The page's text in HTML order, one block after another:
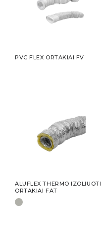
PVC FLEX ORTAKIAI FV
ALUFLEX THERMO IZOLIUOTI
ORTAKIAI FAT